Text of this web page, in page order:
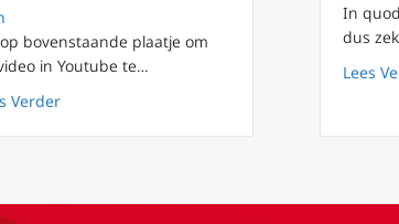
bovenstaande plaatje om
in Youtube te…
Verderabout FilioQue 74 4 Vormen van nadenken.
In
dus
Lees